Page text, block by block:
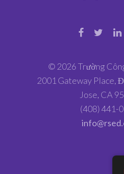
© 2026 Trường
2001 Gateway Place,
Jose, CA
(408) 441-